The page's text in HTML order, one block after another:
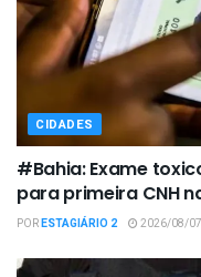
CIDADES
#Bahia: Exame
para primeira CNH
PORESTAGIÁRIO 2 2026/08/07